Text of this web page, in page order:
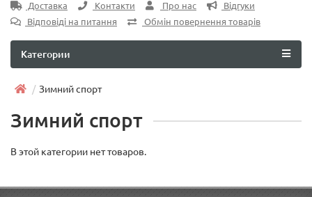
Доставка Контакти Про нас
Відгуки
Відповіді на питання
Обмін повернення товарів
Категории
Зимний спорт
Зимний спорт
В этой категории нет товаров.